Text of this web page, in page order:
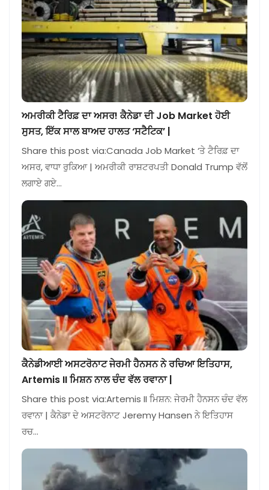
ਅਮਰੀਕੀ ਟੈਰਿਫ਼ ਦਾ ਅਸਰ! ਕੈਨੇਡਾ ਦੀ Job Market ਹੋਈ
ਸੁਸਤ, ਇੱਕ ਸਾਲ ਬਾਅਦ ਹਾਲਤ ‘ਸਟੈਟਿਕ’ |
Share this post via:Canada Job Market ‘ਤੇ ਟੈਰਿਫ਼ ਦਾ
ਅਸਰ, ਵਾਧਾ ਰੁਕਿਆ | ਅਮਰੀਕੀ ਰਾਸ਼ਟਰਪਤੀ Donald Trump ਵੱਲੋਂ
ਲਗਾਏ ਗਏ…
ਕੈਨੇਡੀਆਈ ਅਸਟਰੋਨਾਟ ਜੇਰਮੀ ਹੈਨਸਨ ਨੇ ਰਚਿਆ ਇਤਿਹਾਸ,
Artemis II ਮਿਸ਼ਨ ਨਾਲ ਚੰਦ ਵੱਲ ਰਵਾਨਾ |
Share this post via:Artemis II ਮਿਸ਼ਨ: ਜੇਰਮੀ ਹੈਨਸਨ ਚੰਦ ਵੱਲ
ਰਵਾਨਾ | ਕੈਨੇਡਾ ਦੇ ਅਸਟਰੋਨਾਟ Jeremy Hansen ਨੇ ਇਤਿਹਾਸ
ਰਚ…